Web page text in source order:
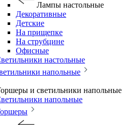
Лампы настольные
Декоративные
Детские
На прищепке
На струбцине
Офисные
настольные
напольные
и светильники напольные
напольные